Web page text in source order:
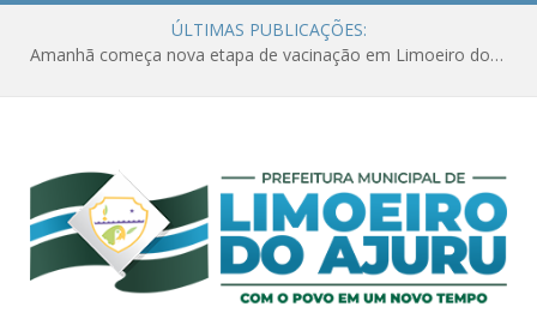
ÚLTIMAS PUBLICAÇÕES:
Amanhã começa nova etapa de vacinação em Limoeiro do Ajuru para idosos com 65 ou mais